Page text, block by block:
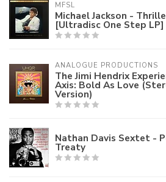
MFSL
Michael Jackson -
[Ultradisc One Step LP]
ANALOGUE PRODUCTIONS
The Jimi Hendrix
Axis: Bold As Love
Version)
Nathan Davis Sextet -
Treaty